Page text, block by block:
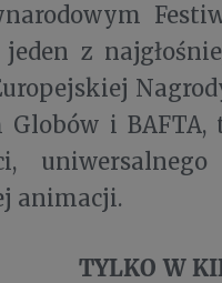
z
Globów i
animacji.
TYLKO W